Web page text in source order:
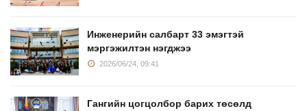
Инженерийн салбарт 33 эмэгтэй
мэргэжилтэн нэгджээ
2026/06/24, 09:41
Гангийн цогцолбор барих төсөлд